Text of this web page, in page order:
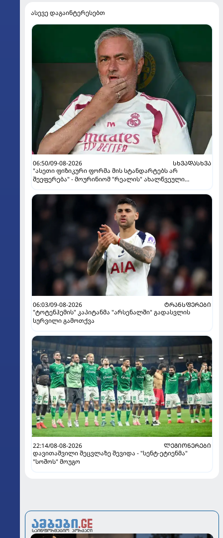
ასევე დაგაინტერესებთ
06:50/09-08-2026
ᲡᲮᲕᲐᲓᲐᲡᲮᲕᲐ
"ასეთი ფიზიკური ფორმა მის სტანდარტებს არ
შეეფერება" - მოურინიომ "რეალის" ახალწვეული
06:03/09-08-2026
ᲢᲠᲐᲜᲡᲤᲔᲠᲔᲑᲘ
"ტოტენჰემის" კაპიტანმა "არსენალში" გადასვლის
სურვილი გამოთქვა
22:14/08-08-2026
ᲚᲔᲒᲘᲝᲜᲔᲠᲔᲑᲘ
დავითაშვილი შეცვლაზე შევიდა - "სენტ-ეტიენმა"
"სოშოს" მოუგო